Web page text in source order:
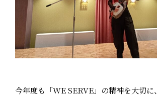
今年度も「WE SERVE」の精神を大切に、